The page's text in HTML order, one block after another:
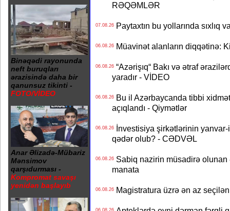
Binəqədi rayonunda
neft buruqları
ərazisində daha bir
qanunsuz tikinti -
FOTO/VİDEO
Anar Əlizadə-Mübariz
Mənsimov
qarşıdurması -
Kompromat savaşı
yenidən başlayıb
RƏQƏMLƏR
07.08.26Paytaxtın bu yollarında sıxlıq
06.08.26Müavinət alanların diqqətinə:
06.08.26“Azərişıq“ Bakı və ətraf
yaradır - VİDEO
06.08.26Bu il Azərbaycanda tibbi
açıqlandı - Qiymətlər
06.08.26İnvestisiya şirkətlərinin yanvar-
qədər olub? - CƏDVƏL
06.08.26Sabiq nazirin müsadirə olunan
manata
06.08.26Magistratura üzrə ən az
06.08.26